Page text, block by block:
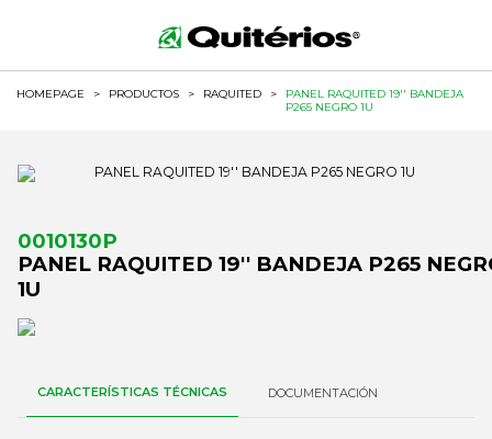
HOMEPAGE > PRODUCTOS > RAQUITED >
PANEL RAQUITED 19'' BANDEJA
P265 NEGRO 1U
0010130P
PANEL RAQUITED 19'' BANDEJA P265
1U
CARACTERÍSTICAS TÉCNICAS DOCUMENTACIÓN